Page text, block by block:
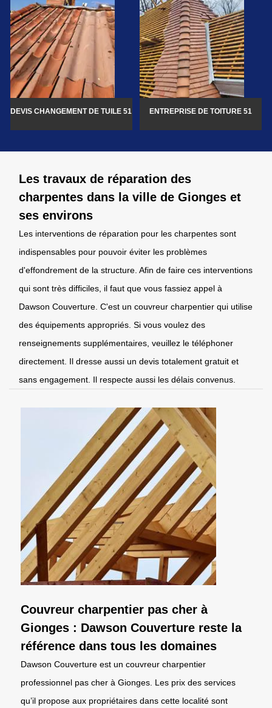
DEVIS CHANGEMENT DE TUILE 51 ENTREPRISE DE TOITURE 51
Les travaux de réparation des
charpentes dans la ville de Gionges et
ses environs
Les interventions de réparation pour les charpentes sont
indispensables pour pouvoir éviter les problèmes
d'effondrement de la structure. Afin de faire ces interventions
qui sont très difficiles, il faut que vous fassiez appel à
Dawson Couverture. C'est un couvreur charpentier qui utilise
des équipements appropriés. Si vous voulez des
renseignements supplémentaires, veuillez le téléphoner
directement. Il dresse aussi un devis totalement gratuit et
sans engagement. Il respecte aussi les délais convenus.
Couvreur charpentier pas cher à
Gionges : Dawson Couverture reste la
référence dans tous les domaines
Dawson Couverture est un couvreur charpentier
professionnel pas cher à Gionges. Les prix des services
qu’il propose aux propriétaires dans cette localité sont